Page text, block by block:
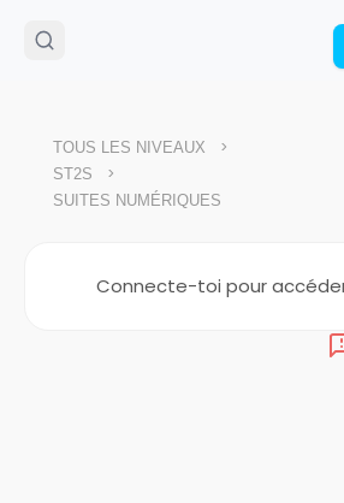
🌴Cahier de vacances offert
:
Télécharge ton PDF gratuit
TOUS LES NIVEAUX >
ST2S >
SUITES NUMÉRIQUES
Connecte-toi pour